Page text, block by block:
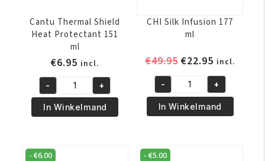
Cantu Thermal Shield
Heat Protectant 151
ml
€6.95 incl.
Cantu
Thermal
Shield
Protectant
- +
In Winkelmand
CHI Silk Infusion 177
ml
€49.95 Oorspronkelijke
was:
€49.95.
€22.95Huidige
prijs
is:
€22.95.
incl.
CHI
Silk
Infusion
ml
- +
In Winkelmand
-€6.00 -€5.00